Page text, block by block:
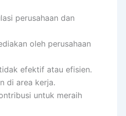
perusahaan dan
oleh perusahaan
efektif atau efisien.
di area kerja.
untuk meraih